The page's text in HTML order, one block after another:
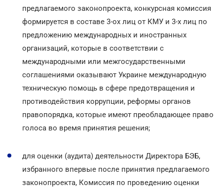
предлагаемого законопроекта, конкурсная комиссия
формируется в составе 3-ох лиц от КМУ и 3-х лиц по
предложению международных и иностранных
организаций, которые в соответствии с
международными или межгосударственными
соглашениями оказывают Украине международную
техническую помощь в сфере предотвращения и
противодействия коррупции, реформы органов
правопорядка, которые имеют преобладающее право
голоса во время принятия решения;
для оценки (аудита) деятельности Директора БЭБ,
избранного впервые после принятия предлагаемого
законопроекта, Комиссия по проведению оценки